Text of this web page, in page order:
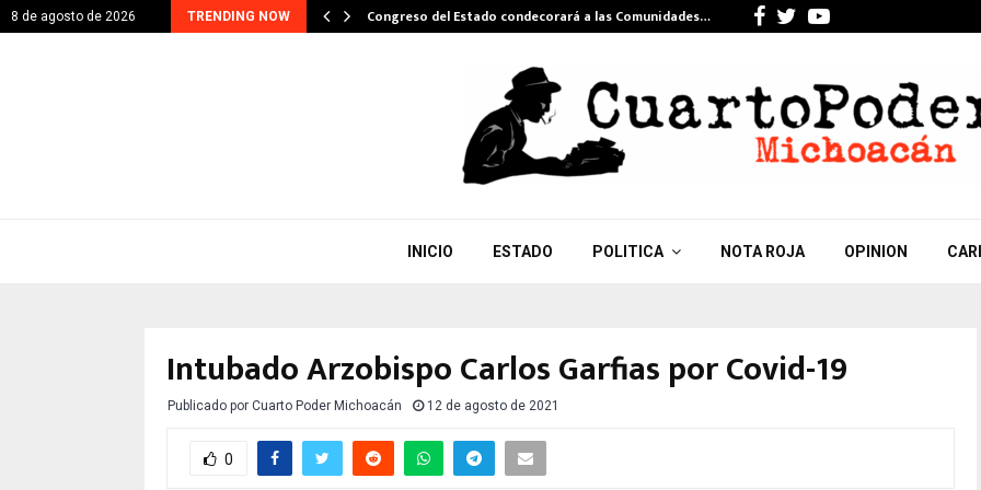
8 de agosto de 2026 TRENDING NOW
EN GESTIÓN DE… Congreso del Estado condecorará a las Comunidades… Facebook
TwitterYoutube
INICIO ESTADO POLITICA NOTA ROJA OPINION
Intubado Arzobispo Carlos Garfias por Covid-19
Publicado por Cuarto Poder Michoacán 12 de agosto de 2021
0